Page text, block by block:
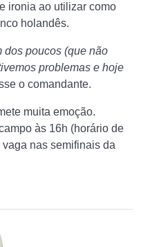
ironia ao utilizar como
holandês.
dos poucos (que não
problemas e hoje
o comandante.
muita emoção.
às 16h (horário de
nas semifinais da